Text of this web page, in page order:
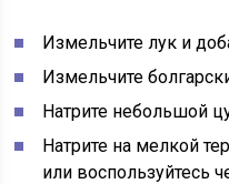
Измельчите лук и
Измельчите
Натрите небольшой
Натрите на мелкой
или воспользуйтесь